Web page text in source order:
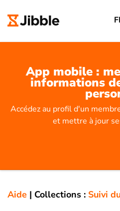
App mobile :
informations
Accédez au profil d'un
et mettre à jour
Aide | Collections : Suivi